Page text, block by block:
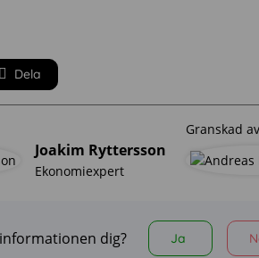
Dela
Joakim Ryttersson
Ekonomiexpert
Granskad av
dig? Ja